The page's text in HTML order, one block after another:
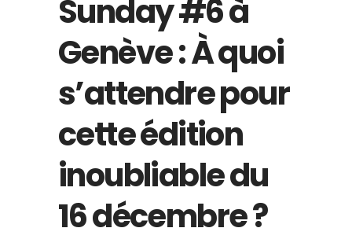
Sunday #6 à
Genève : À quoi
s’attendre pour
cette édition
inoubliable du
16 décembre ?